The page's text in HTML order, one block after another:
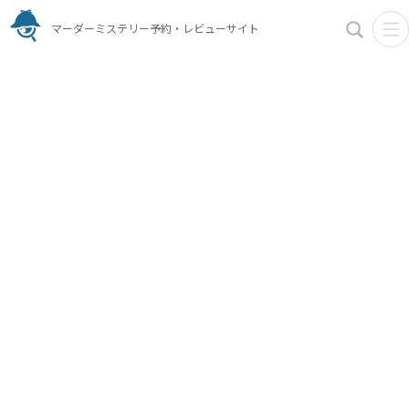
マーダーミステリー予約・レビューサイト